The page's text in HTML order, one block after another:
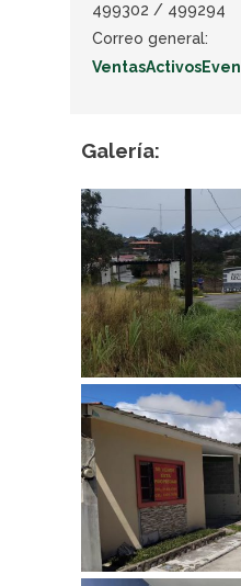
499302 / 499294
Correo general:
Galería: